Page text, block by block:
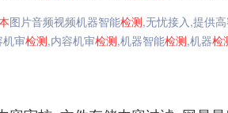
图片音频视频机器智能检测,无忧接入,提供
机审检测,内容机审检测,机器智能检测,机器检